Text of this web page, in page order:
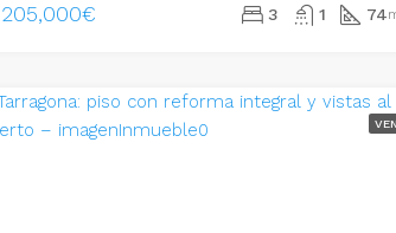
205,000€ 3 1 74